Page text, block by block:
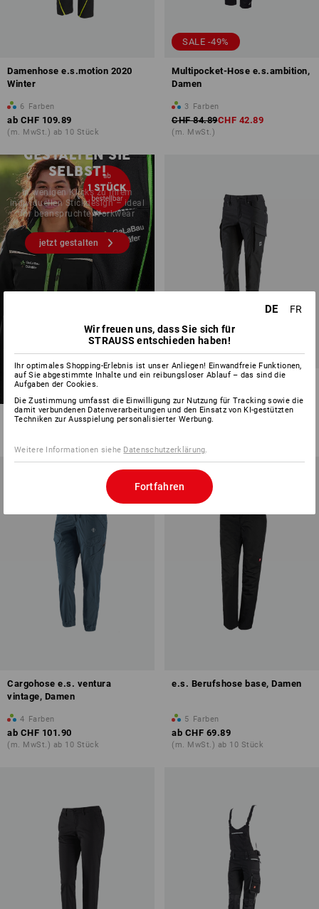
Damenhose e.s.motion 2020
Winter
6 Farben
ab CHF 109.89
(m. MwSt.) ab 10 Stück
SALE -49%
Multipocket-Hose e.s.ambition,
Damen
3 Farben
CHF 84.89CHF 42.89
(m. MwSt.)
GESTALTEN SIE
SELBST!
In wenigen Klicks zu Ihrem
individuellen Stickdesign – ideal
für beanspruchte Workwear
jetzt gestalten
Cargohose e.s.vintage, Damen
4 Farben
ab CHF 93.90
Cargohose e.s. ventura
vintage, Damen
4 Farben
ab CHF 101.90
(m. MwSt.) ab 10 Stück
e.s. Berufshose base, Damen
5 Farben
ab CHF 69.89
(m. MwSt.) ab 10 Stück
DE
FR
Wir freuen uns, dass Sie sich für
STRAUSS entschieden haben!
Ihr optimales Shopping-Erlebnis ist unser Anliegen! Einwandfreie Funktionen,
auf Sie abgestimmte Inhalte und ein reibungsloser Ablauf – das sind die
Aufgaben der Cookies.
Die Zustimmung umfasst die Einwilligung zur Nutzung für Tracking sowie die
damit verbundenen Datenverarbeitungen und den Einsatz von KI-gestützten
Techniken zur Ausspielung personalisierter Werbung.
Weitere Informationen siehe Datenschutzerklärung.
Fortfahren